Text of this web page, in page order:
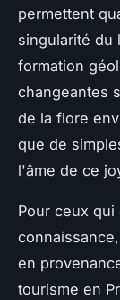
permettent
singularité du
formation
changeantes
de la flore
que de
l'âme de ce
Pour ceux
en
tourisme en